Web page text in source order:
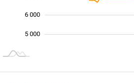
5 000
6 000